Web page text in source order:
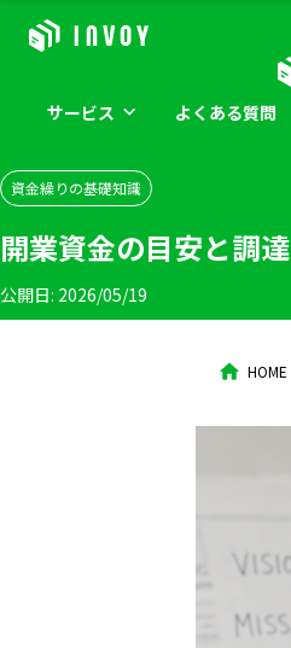
サービス よくある質問
資金繰りの基礎知識
開業資金の目安と調
公開日: 2026/05/19
HOME